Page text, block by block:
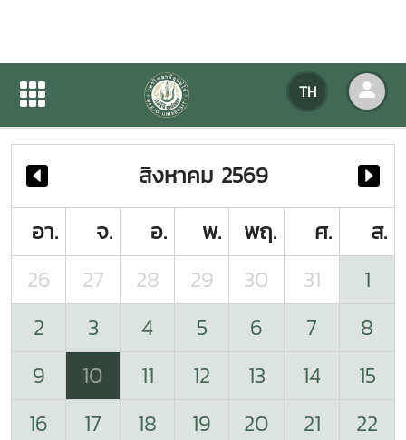
TH
ปฏิทินกิจกรรมของหน่วยงาน
ปฏิทินกิจกรรมของหน่วยงาน
สิงหาคม 2569
อา.
จ. อ. พ. พฤ. ศ.
ส.
26
27 28 29 30 31
1
2
3 4 5 6 7
8
9
10 11 12 13 14
15
16
17 18 19 20 21
22